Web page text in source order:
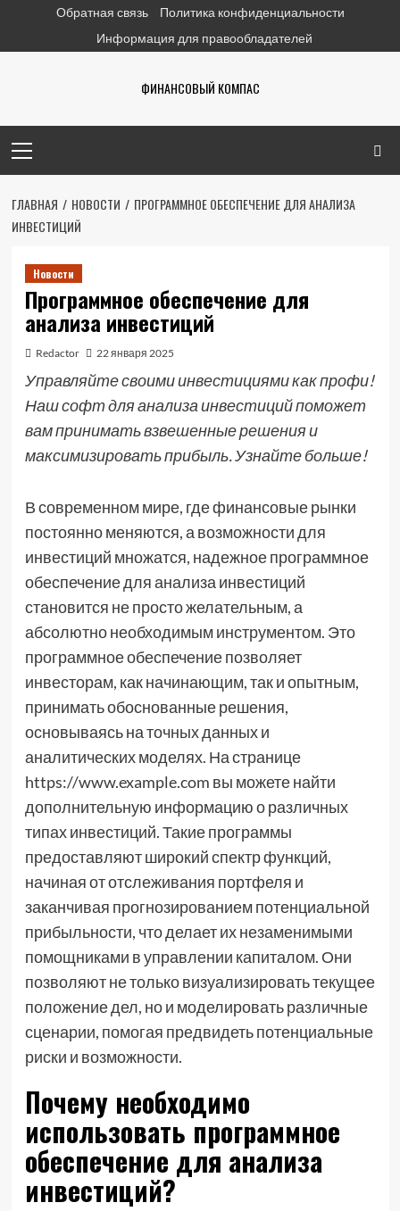
содержимому
Обратная связь
Политика конфиденциальности
Информация для правообладателей
ФИНАНСОВЫЙ КОМПАС
меню
ГЛАВНАЯ НОВОСТИ
ПРОГРАММНОЕ ОБЕСПЕЧЕНИЕ ДЛЯ АНАЛИЗА
ИНВЕСТИЦИЙ
Новости
Программное обеспечение для
анализа инвестиций
Redactor 22 января 2025
Управляйте своими инвестициями как профи!
Наш софт для анализа инвестиций поможет
вам принимать взвешенные решения и
максимизировать прибыль. Узнайте больше!
В современном мире, где финансовые рынки
постоянно меняются, а возможности для
инвестиций множатся, надежное программное
обеспечение для анализа инвестиций
становится не просто желательным, а
абсолютно необходимым инструментом. Это
программное обеспечение позволяет
инвесторам, как начинающим, так и опытным,
принимать обоснованные решения,
основываясь на точных данных и
аналитических моделях. На странице
https://www.example.com вы можете найти
дополнительную информацию о различных
типах инвестиций. Такие программы
предоставляют широкий спектр функций,
начиная от отслеживания портфеля и
заканчивая прогнозированием потенциальной
прибыльности, что делает их незаменимыми
помощниками в управлении капиталом. Они
позволяют не только визуализировать текущее
положение дел, но и моделировать различные
сценарии, помогая предвидеть потенциальные
риски и возможности.
Почему необходимо
использовать программное
обеспечение для анализа
инвестиций?